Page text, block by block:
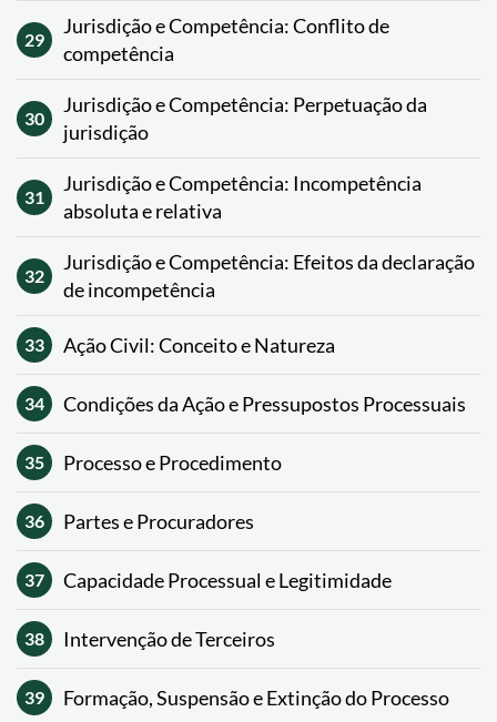
29
Jurisdição e Competência: Conflito de
competência
30
Jurisdição e Competência: Perpetuação da
jurisdição
31
Jurisdição e Competência: Incompetência
absoluta e relativa
32
Jurisdição e Competência: Efeitos da declaração
de incompetência
33 Ação Civil: Conceito e Natureza
34 Condições da Ação e Pressupostos Processuais
35 Processo e Procedimento
36 Partes e Procuradores
37 Capacidade Processual e Legitimidade
38 Intervenção de Terceiros
39 Formação, Suspensão e Extinção do Processo